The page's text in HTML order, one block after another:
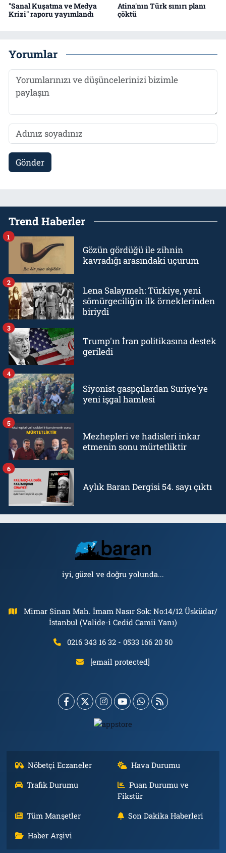
"Sanal Kuşatma ve Medya
Krizi" raporu yayımlandı
Atina'nın Türk sınırı planı
çöktü
Yorumlar
Gönder
Trend Haberler
Gözün gördüğü ile zihnin
kavradığı arasındaki uçurum
1
Lena Salaymeh: Türkiye, yeni
sömürgeciliğin ilk örneklerinden
biriydi
2
Trump'ın İran politikasına destek
geriledi
3
Siyonist gaspçılardan Suriye'ye
yeni işgal hamlesi
4
Mezhepleri ve hadisleri inkar
etmenin sonu mürtetliktir
5
Aylık Baran Dergisi 54. sayı çıktı
6
iyi, güzel ve doğru yolunda...
Mimar Sinan Mah. İmam Nasır Sok: No:14/12 Üsküdar/
İstanbul (Valide-i Cedid Camii Yanı)
0216 343 16 32 - 0533 166 20 50
[email protected]
Nöbetçi Eczaneler
Hava Durumu
Trafik Durumu
Puan Durumu ve
Fikstür
Tüm Manşetler
Son Dakika Haberleri
Haber Arşivi